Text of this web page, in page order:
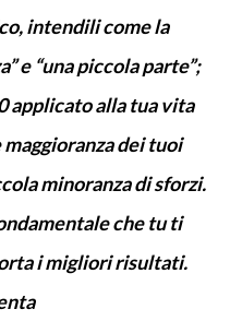
intendili come la
e “una piccola parte”;
applicato alla tua vita
dei tuoi
minoranza di sforzi.
che tu ti
i migliori risultati.